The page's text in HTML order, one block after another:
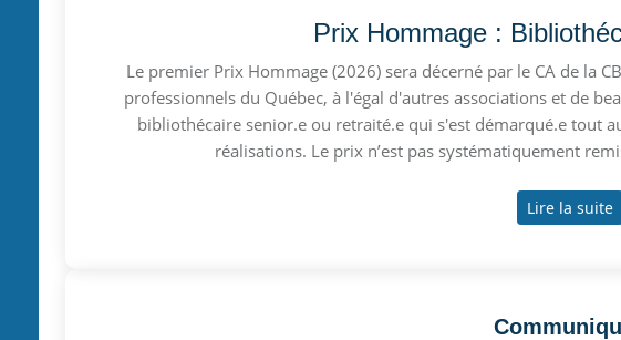
Prix Hommage :
Le premier Prix Hommage (2026) sera décerné par le CA de la
professionnels du Québec, à l'égal d'autres associations et de
bibliothécaire senior.e ou retraité.e qui s'est démarqué.e tout
réalisations. Le prix n’est pas systématiquement
Lire la suite